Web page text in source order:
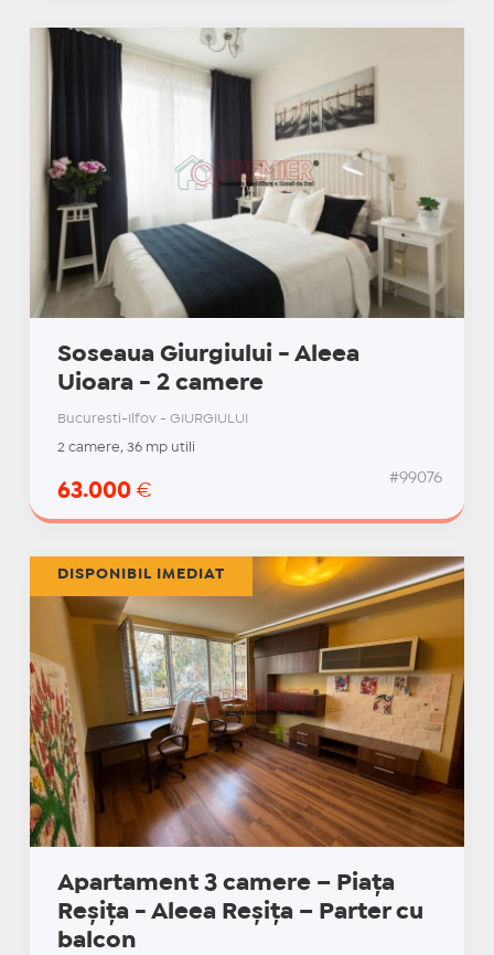
Soseaua Giurgiului - Aleea
Uioara - 2 camere
Bucuresti-Ilfov - GIURGIULUI
2 camere, 36 mp utili
63.000 €
#99076
Apartament 3 camere – Piața
Reșița - Aleea Reșița – Parter cu
balcon
DISPONIBIL IMEDIAT